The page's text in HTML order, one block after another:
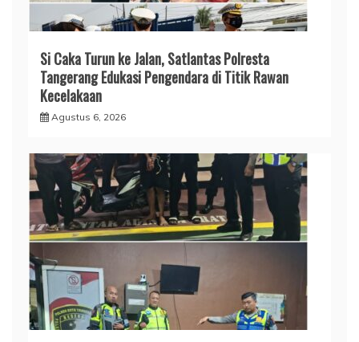
Si Caka Turun ke Jalan, Satlantas Polresta
Tangerang Edukasi Pengendara di Titik Rawan
Kecelakaan
Agustus 6, 2026